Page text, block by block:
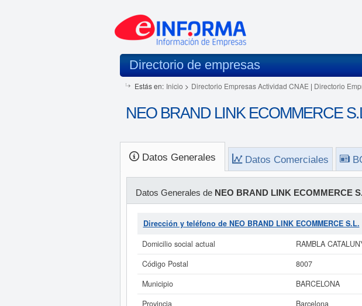
Directorio de empresas
Estás en: Inicio > Directorio Empresas Actividad CNAE | Directorio
NEO BRAND LINK ECOMMERCE
Datos Generales Datos Comerciales
Datos Generales de NEO BRAND LINK ECOMMERCE
Dirección y teléfono de NEO BRAND LINK ECOMMERCE S.L.
Domicilio social actual
RAMBLA
Código Postal
8007
Municipio
BARCELONA
Provincia
Barcelona